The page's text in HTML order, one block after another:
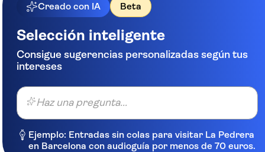
Creado con IA Beta
Selección inteligente
Consigue sugerencias personalizadas según tus
intereses
Haz una pregunta...
Ejemplo: Entradas sin colas para visitar La Pedrera
en Barcelona con audioguía por menos de 70 euros.